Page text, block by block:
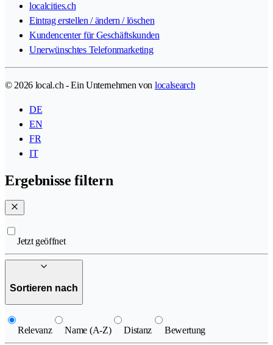
localcities.ch
Eintrag erstellen / ändern / löschen
Kundencenter für Geschäftskunden
Unerwünschtes Telefonmarketing
© 2026 local.ch - Ein Unternehmen von localsearch
DE
EN
FR
IT
Ergebnisse filtern
Jetzt geöffnet
Sortieren nach
Relevanz Name (A-Z) Distanz Bewertung